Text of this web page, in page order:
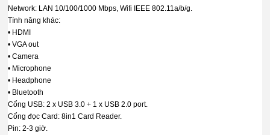
Network: LAN 10/100/1000 Mbps, Wifi IEEE 802.11a/b/g.
Tính năng khác:
• HDMI
• VGA out
• Camera
• Microphone
• Headphone
• Bluetooth
Cổng USB: 2 x USB 3.0 + 1 x USB 2.0 port.
Cổng đọc Card: 8in1 Card Reader.
Pin: 2-3 giờ.